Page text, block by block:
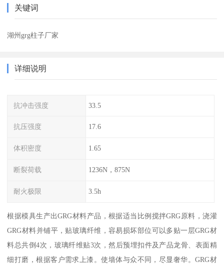
关键词
湖州grg柱子厂家
详细说明
抗冲击强度 33.5
抗压强度 17.6
体积密度 1.65
断裂荷载 1236N，875N
耐火极限 3.5h
根据模具生产出GRG材料产品，根据适当比例搅拌GRG原料，浇灌
GRG材料并铺平，贴玻璃纤维，容易损坏部位可以多贴一层GRG材
料总共倒4次，玻璃纤维贴3次，然后预埋扣件及产品龙骨、表面精
细打磨，根据客户需求上漆。使墙体与众不同，尽显奢华。GRG材